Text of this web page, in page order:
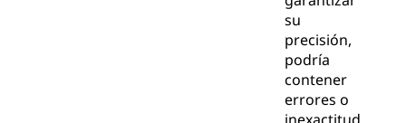
su
precisión,
podría
contener
errores o